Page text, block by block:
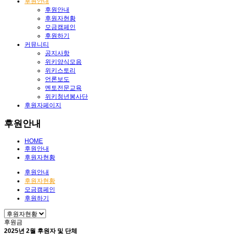
후원안내
후원자현황
모금캠페인
후원하기
커뮤니티
공지사항
위키양식모음
위키스토리
언론보도
멘토전문교육
위키청년봉사단
후원자페이지
후원안내
HOME
후원안내
후원자현황
후원안내
후원자현황
모금캠페인
후원하기
후원금
2025년 2월 후원자 및 단체